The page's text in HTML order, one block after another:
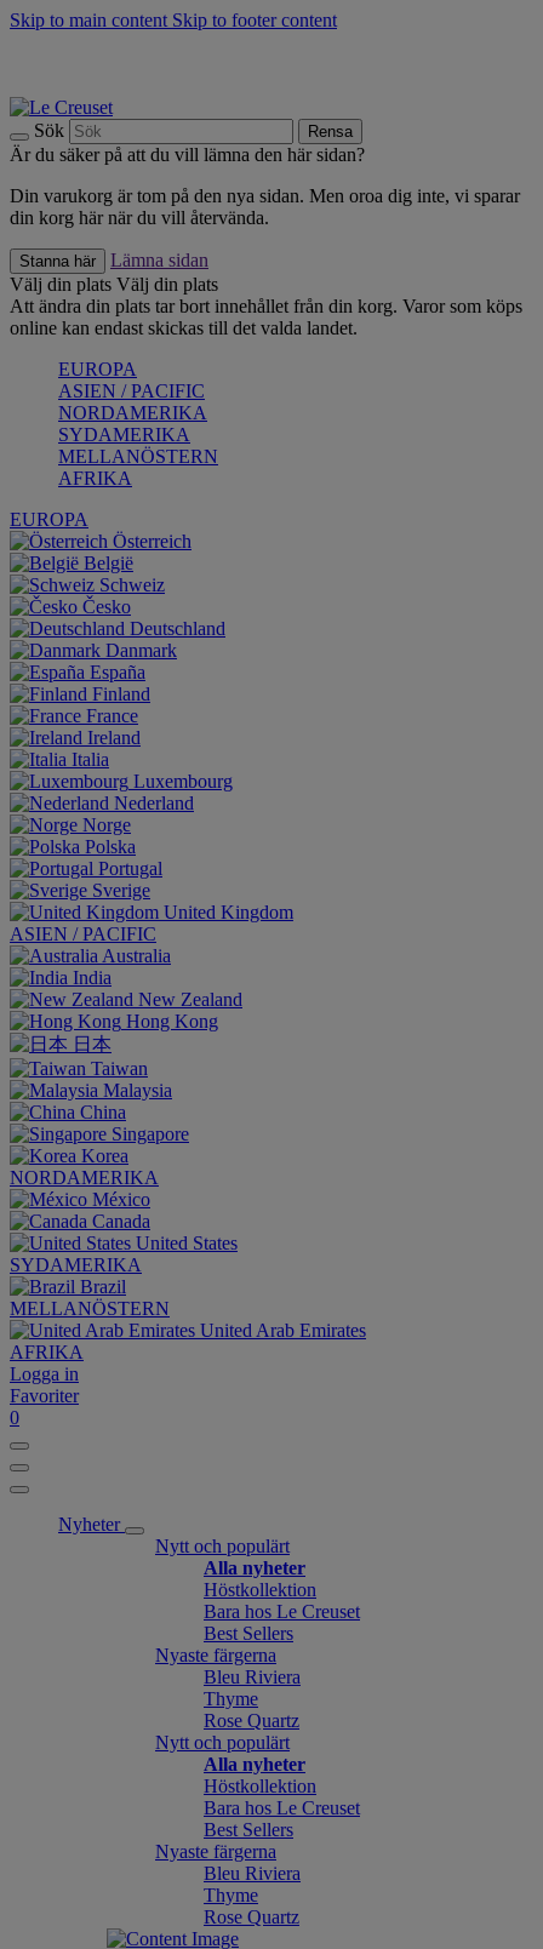
Skip to main content Skip to footer content
Sök Rensa
Är du säker på att du vill lämna den här sidan?
Din varukorg är tom på den nya sidan. Men oroa dig inte, vi sparar
din korg här när du vill återvända.
Stanna här
Lämna sidan
Välj din plats Välj din plats
Att ändra din plats tar bort innehållet från din korg. Varor som köps
online kan endast skickas till det valda landet.
EUROPA
ASIEN / PACIFIC
NORDAMERIKA
SYDAMERIKA
MELLANÖSTERN
AFRIKA
EUROPA
Österreich
België
Schweiz
Česko
Deutschland
Danmark
España
Finland
France
Ireland
Italia
Luxembourg
Nederland
Norge
Polska
Portugal
Sverige
United Kingdom
ASIEN / PACIFIC
Australia
India
New Zealand
Hong Kong
日本
Taiwan
Malaysia
China
Singapore
Korea
NORDAMERIKA
México
Canada
United States
SYDAMERIKA
Brazil
MELLANÖSTERN
United Arab Emirates
AFRIKA
Logga in
Favoriter
0
Nyheter
Nytt och populärt
Alla nyheter
Höstkollektion
Bara hos Le Creuset
Best Sellers
Nyaste färgerna
Bleu Riviera
Thyme
Rose Quartz
Nytt och populärt
Alla nyheter
Höstkollektion
Bara hos Le Creuset
Best Sellers
Nyaste färgerna
Bleu Riviera
Thyme
Rose Quartz